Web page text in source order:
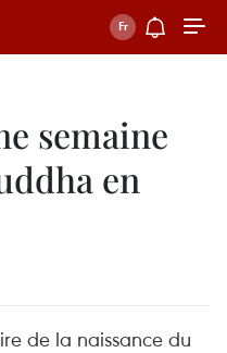
semaine
en
de la naissance du